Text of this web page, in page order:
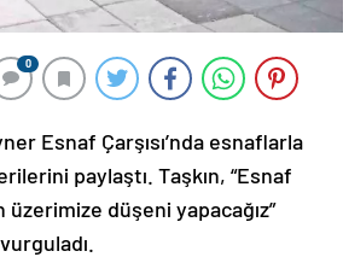
0
Esnaf Çarşısı’nda esnaflarla
paylaştı. Taşkın, “Esnaf
düşeni yapacağız”